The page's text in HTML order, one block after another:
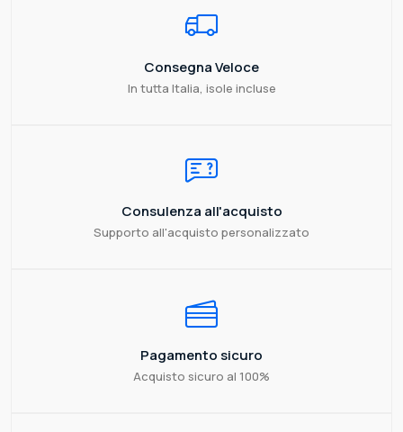
Consegna Veloce
In tutta Italia, isole incluse
Consulenza all'acquisto
Supporto all'acquisto personalizzato
Pagamento sicuro
Acquisto sicuro al 100%